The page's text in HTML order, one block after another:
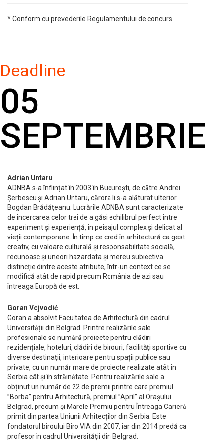
* Conform cu prevederile Regulamentului de concurs
Deadline
05
SEPTEMBRIE
Adrian Untaru
ADNBA s-a înființat în 2003 în București, de către Andrei
Șerbescu și Adrian Untaru, cărora li s-a alăturat ulterior
Bogdan Brădățeanu. Lucrările ADNBA sunt caracterizate
de încercarea celor trei de a găsi echilibrul perfect între
experiment și experiență, în peisajul complex și delicat al
vieții contemporane. În timp ce cred în arhitectură ca gest
creativ, cu valoare culturală și responsabilitate socială,
recunoasc și uneori hazardata și mereu subiectiva
distincție dintre aceste atribute, într-un context ce se
modifică atât de rapid precum România de azi sau
întreaga Europă de est.
Goran Vojvodić
Goran a absolvit Facultatea de Arhitectură din cadrul
Universității din Belgrad. Printre realizările sale
profesionale se numără proiecte pentru clădiri
rezidențiale, hoteluri, clădiri de birouri, facilități sportive cu
diverse destinații, interioare pentru spații publice sau
private, cu un număr mare de proiecte realizate atât în
Serbia cât și în străinătate. Pentru realizările sale a
obținut un număr de 22 de premii printre care premiul
”Borba” pentru Arhitectură, premiul ”April” al Orașului
Belgrad, precum și Marele Premiu pentru Întreaga Carieră
primit din partea Uniunii Arhitecților din Serbia. Este
fondatorul biroului Biro VIA din 2007, iar din 2014 predă ca
profesor în cadrul Universității din Belgrad.